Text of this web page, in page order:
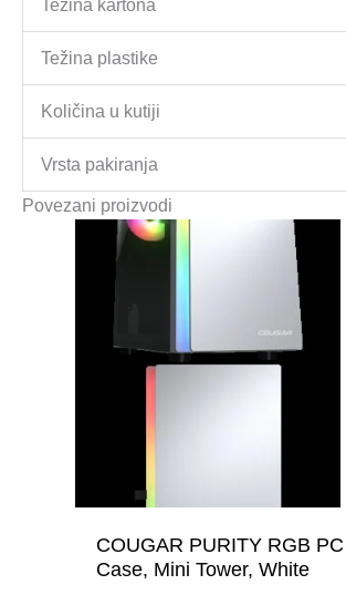
Težina kartona
Težina plastike
Količina u kutiji
Vrsta pakiranja
Povezani proizvodi
COUGAR PURITY RGB PC
Case, Mini Tower, White